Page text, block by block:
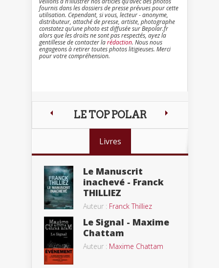
fournis dans les dossiers de presse prévues pour cette
utilisation. Cependant, si vous, lecteur - anonyme,
distributeur, attaché de presse, artiste, photographe
constatez qu’une photo est diffusée sur Bepolar.fr
alors que les droits ne sont pas respectés, ayez la
gentillesse de contacter larédaction. Nous nous
engageons à retirer toutes photos litigieuses. Merci
pour votre compréhension.
LE TOP POLAR
Livres
Le Manuscrit
inachevé - Franck
THILLIEZ
Auteur : Franck Thilliez
Le Signal - Maxime
Chattam
Auteur : Maxime Chattam